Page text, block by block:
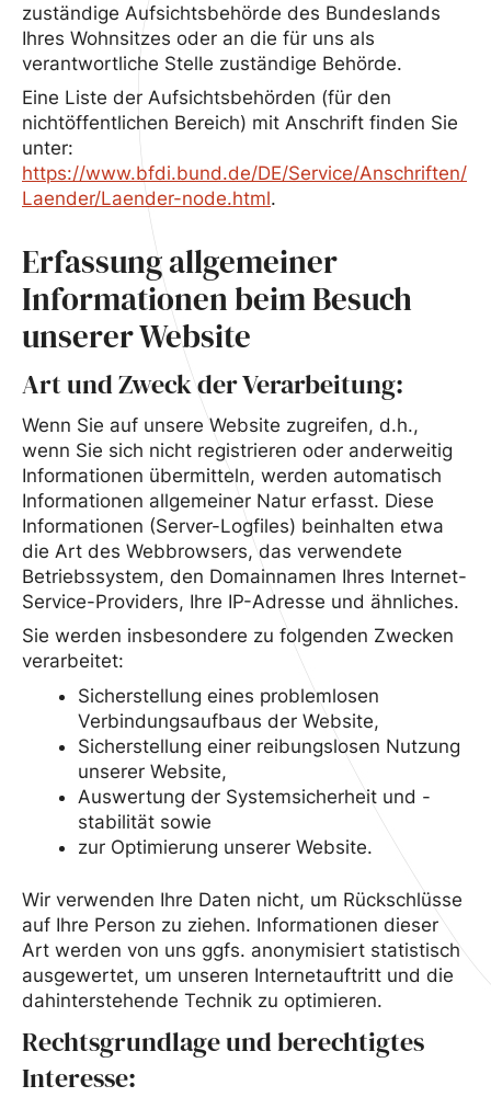
zuständige Aufsichtsbehörde des Bundeslands
Ihres Wohnsitzes oder an die für uns als
verantwortliche Stelle zuständige Behörde.
Eine Liste der Aufsichtsbehörden (für den
nichtöffentlichen Bereich) mit Anschrift finden Sie
unter:
https://www.bfdi.bund.de/DE/Service/Anschriften/
Laender/Laender-node.html.
Erfassung allgemeiner
Informationen beim Besuch
unserer Website
Art und Zweck der Verarbeitung:
Wenn Sie auf unsere Website zugreifen, d.h.,
wenn Sie sich nicht registrieren oder anderweitig
Informationen übermitteln, werden automatisch
Informationen allgemeiner Natur erfasst. Diese
Informationen (Server-Logfiles) beinhalten etwa
die Art des Webbrowsers, das verwendete
Betriebssystem, den Domainnamen Ihres Internet-
Service-Providers, Ihre IP-Adresse und ähnliches.
Sie werden insbesondere zu folgenden Zwecken
verarbeitet:
Sicherstellung eines problemlosen
Verbindungsaufbaus der Website,
Sicherstellung einer reibungslosen Nutzung
unserer Website,
Auswertung der Systemsicherheit und -
stabilität sowie
zur Optimierung unserer Website.
Wir verwenden Ihre Daten nicht, um Rückschlüsse
auf Ihre Person zu ziehen. Informationen dieser
Art werden von uns ggfs. anonymisiert statistisch
ausgewertet, um unseren Internetauftritt und die
dahinterstehende Technik zu optimieren.
Rechtsgrundlage und berechtigtes
Interesse: